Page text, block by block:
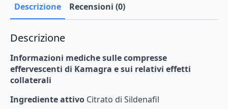
Descrizione Recensioni (0)
Descrizione
Informazioni medichesullecompresse
effervescenti di Kamagra esui relativi effetti
collaterali
Ingrediente attivo Citrato di Sildenafil